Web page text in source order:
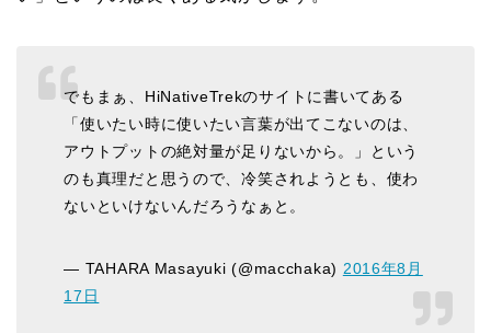
でもまぁ、HiNativeTrekのサイトに書いてある
「使いたい時に使いたい言葉が出てこないのは、
アウトプットの絶対量が足りないから。」という
のも真理だと思うので、冷笑されようとも、使わ
ないといけないんだろうなぁと。
— TAHARA Masayuki (@macchaka) 2016年8月
17日